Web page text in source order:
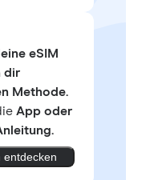
eSIM
dir
Methode.
App oder
entdecken